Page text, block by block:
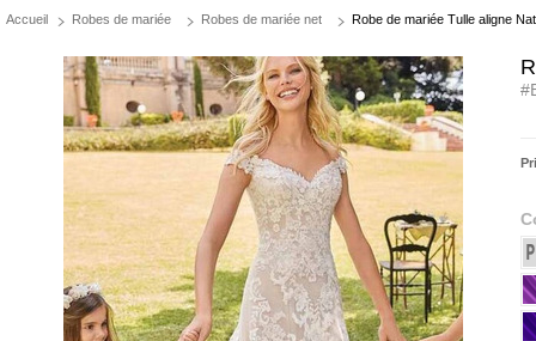
Accueil Robes de mariée Robes de mariée net Robe de mariée Tulle aligne